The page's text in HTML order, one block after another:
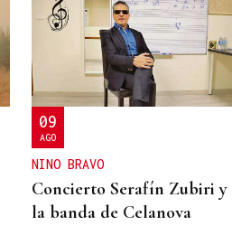
09
AGO
NINO BRAVO
Concierto Serafín Zubiri y
la banda de Celanova